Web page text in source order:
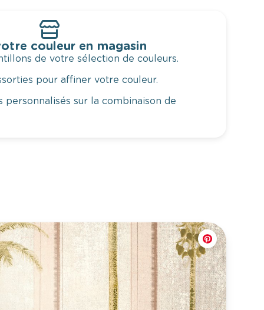
couleur en magasin
de votre sélection de couleurs.
pour affiner votre couleur.
personnalisés sur la combinaison de